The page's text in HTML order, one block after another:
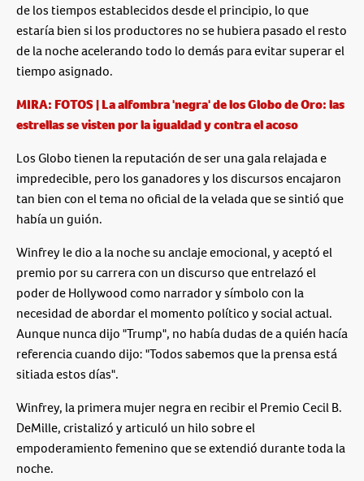
de los tiempos establecidos desde el principio, lo que
estaría bien si los productores no se hubiera pasado el resto
de la noche acelerando todo lo demás para evitar superar el
tiempo asignado.
MIRA: FOTOS | La alfombra 'negra' de los Globo de Oro: las
estrellas se visten por la igualdad y contra el acoso
Los Globo tienen la reputación de ser una gala relajada e
impredecible, pero los ganadores y los discursos encajaron
tan bien con el tema no oficial de la velada que se sintió que
había un guión.
Winfrey le dio a la noche su anclaje emocional, y aceptó el
premio por su carrera con un discurso que entrelazó el
poder de Hollywood como narrador y símbolo con la
necesidad de abordar el momento político y social actual.
Aunque nunca dijo "Trump", no había dudas de a quién hacía
referencia cuando dijo: "Todos sabemos que la prensa está
sitiada estos días".
Winfrey, la primera mujer negra en recibir el Premio Cecil B.
DeMille, cristalizó y articuló un hilo sobre el
empoderamiento femenino que se extendió durante toda la
noche.